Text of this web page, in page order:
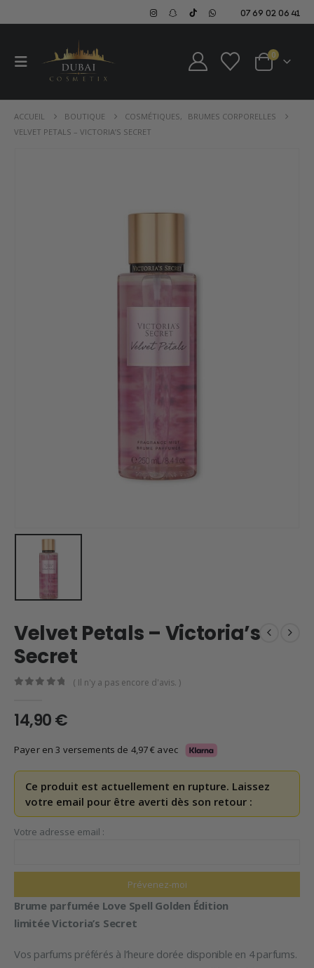
07 69 02 06 41
0
ACCUEIL BOUTIQUE COSMÉTIQUES,
BRUMES CORPORELLES
VELVET PETALS – VICTORIA’S SECRET
Velvet Petals – Victoria’s
Secret
( Il n'y a pas encore d'avis. )
14,90€
Payer en 3 versements de 4,97€ avec
Ce produit est actuellement en rupture. Laissez
votre email pour être averti dès son retour :
Votre adresse email :
Brume parfumée Love Spell Golden Édition
limitéeVictoria’s Secret
Vos parfums préférés à l’heure dorée disponible en 4 parfums.